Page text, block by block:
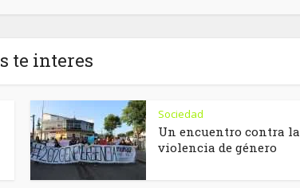
te interes
Sociedad
Un encuentro contra la
violencia de género